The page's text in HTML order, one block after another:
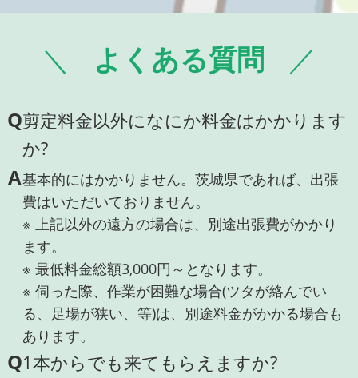
よくある質問
Q剪定料金以外になにか料金はかかります
か?
A基本的にはかかりません。茨城県であれば、出張
費はいただいておりません。
※ 上記以外の遠方の場合は、別途出張費がかかり
ます。
※ 最低料金総額3,000円～となります。
※ 伺った際、作業が困難な場合(ツタが絡んでい
る、足場が狭い、等)は、別途料金がかかる場合も
あります。
Q1本からでも来てもらえますか?